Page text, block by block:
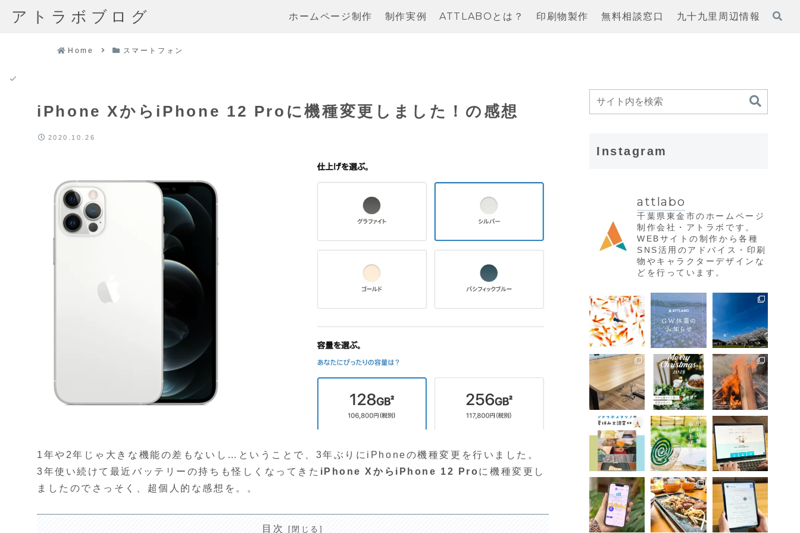
アトラボブログ ホームページ制作 制作実例 ATTLABOとは？ 印刷物製作 無料相談窓口 九十九里周辺情報
Home スマートフォン
iPhone XからiPhone 12 Proに機種変更しました！の感想
2020.10.26
1年や2年じゃ大きな機能の差もないし…ということで、3年ぶりにiPhoneの機種変更を行いました。
3年使い続けて最近バッテリーの持ちも怪しくなってきた iPhone XからiPhone 12 Proに機種変更し
ましたのでさっそく、超個人的な感想を。。
目次
Instagram
attlabo
千葉県東金市のホームページ
制作会社・アトラボです。
WEBサイトの制作から各種
SNS活用のアドバイス・印刷
物やキャラクターデザインな
どを行っています。